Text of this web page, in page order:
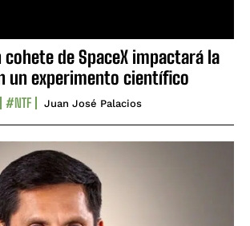
cohete de SpaceX impactará la
un experimento científico
#NTF Juan José Palacios